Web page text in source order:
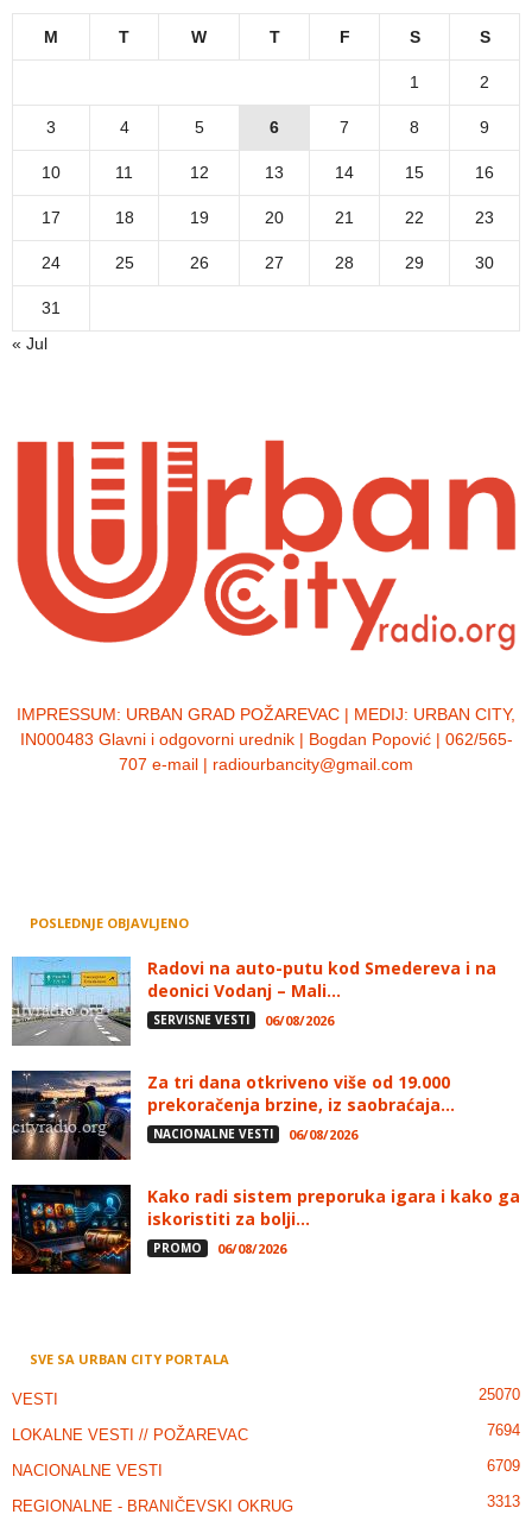
M T W T F S S
1 2
3 4 5 6 7 8 9
10 11 12 13 14 15 16
17 18 19 20 21 22 23
24 25 26 27 28 29 30
31
« Jul
IMPRESSUM: URBAN GRAD POŽAREVAC | MEDIJ: URBAN CITY,
IN000483 Glavni i odgovorni urednik | Bogdan Popović | 062/565-
707 e-mail | radiourbancity@gmail.com
POSLEDNJE OBJAVLJENO
Radovi na auto-putu kod Smedereva i na
deonici Vodanj – Mali...
SERVISNE VESTI 06/08/2026
Za tri dana otkriveno više od 19.000
prekoračenja brzine, iz saobraćaja...
NACIONALNE VESTI 06/08/2026
Kako radi sistem preporuka igara i kako ga
iskoristiti za bolji...
PROMO 06/08/2026
SVE SA URBAN CITY PORTALA
VESTI 25070
LOKALNE VESTI // POŽAREVAC 7694
NACIONALNE VESTI 6709
REGIONALNE - BRANIČEVSKI OKRUG 3313